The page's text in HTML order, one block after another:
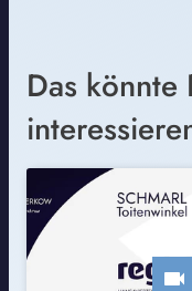
Das könnte